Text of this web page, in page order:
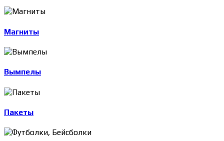
Магниты
Вымпелы
Пакеты